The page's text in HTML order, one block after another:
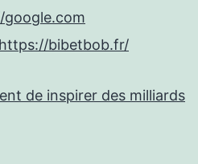
bibetbob.fr/
de inspirer des milliards